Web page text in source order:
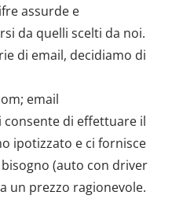
assurde e
da quelli scelti da noi.
di email, decidiamo di
email
consente di effettuare il
ipotizzato e ci fornisce
(auto con driver
un prezzo ragionevole.